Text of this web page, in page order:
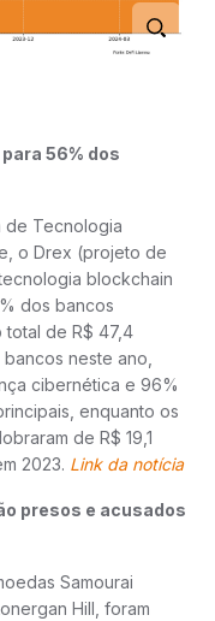
56% dos
de Tecnologia
o Drex (projeto de
blockchain
dos bancos
total de R$ 47,4
neste ano,
cibernética e 96%
enquanto os
de R$ 19,1
2023. Link da notícia
presos e acusados
Samourai
Hill, foram